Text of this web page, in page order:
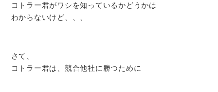
コトラー君がワシを知っているかどうかは
わからないけど、、、
さて、
コトラー君は、競合他社に勝つために